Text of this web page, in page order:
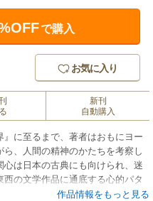
で購入
お気に入り
新刊
自動購入
に至るまで、著者はおもにヨー
、人間の精神のかたちを考察し
は日本の古典にも向けられ、迷
の文学作品に通底する心的パタ
。その後フィクションへと向う著
作品情報をもっと見る